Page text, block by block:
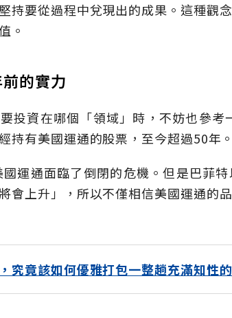
持要從過程中兌現出的成果。這種觀
。
的實力
投資在哪個「領域」時，不妨也參
持有美國運通的股票，至今超過50年。
運通面臨了倒閉的危機。但是巴菲
會上升」，所以不僅相信美國運通的
究竟該如何優雅打包一整趟充滿知性